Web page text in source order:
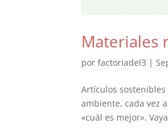
Materiales
porfactoriadel3 |
Artículos
ambiente, cada vez
«cuál es mejor».